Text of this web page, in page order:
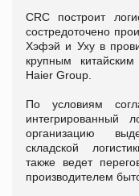
CRC построит
состредоточено
Хэфэй и Уху в
крупным
Haier Group.
По условиям
интегрированный
организацию
складской
также ведет
производителем